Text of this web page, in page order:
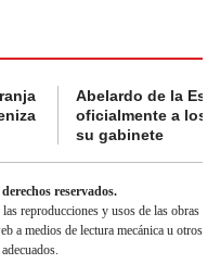
Abelardo de la
oficialmente a los
su gabinete
reservados.
reproducciones y usos de las obras
a medios de lectura mecánica u otros